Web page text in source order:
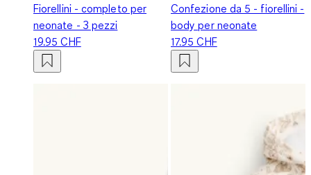
Fiorellini - completo per
neonate - 3 pezzi
19.95 CHF
Confezione da 5 - fiorellini -
body per neonate
17.95 CHF